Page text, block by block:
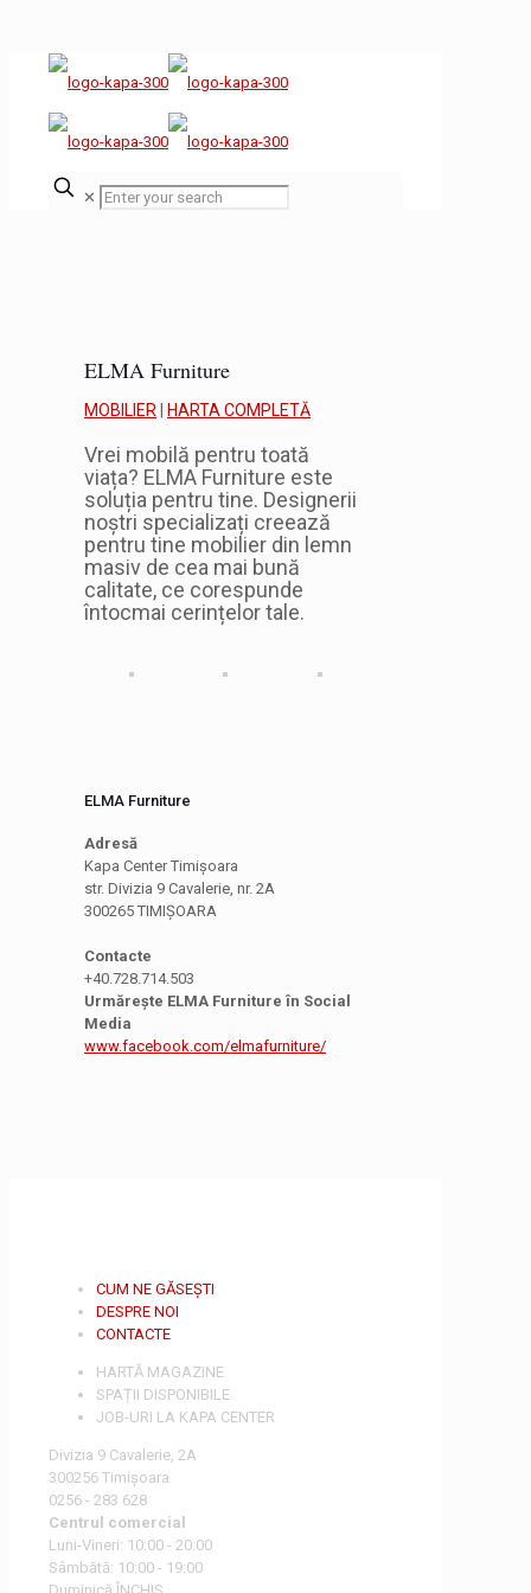
✕
ELMA Furniture
MOBILIER HARTA COMPLETĂ
Vrei mobilă pentru toată
viața? ELMA Furniture este
soluția pentru tine. Designerii
noștri specializați creează
pentru tine mobilier din lemn
masiv de cea mai bună
calitate, ce corespunde
întocmai cerințelor tale.
ELMA Furniture
Adresă
Kapa Center Timișoara
str. Divizia 9 Cavalerie, nr. 2A
300265 TIMIȘOARA
Contacte
+40.728.714.503
Urmărește ELMA Furniture în Social
Media
www.facebook.com/elmafurniture/
CUM NE GĂSEȘTI
DESPRE NOI
CONTACTE
HARTĂ MAGAZINE
SPAȚII DISPONIBILE
JOB-URI LA KAPA CENTER
Divizia 9 Cavalerie, 2A
300256 Timișoara
0256 - 283 628
Centrul comercial
Luni-Vineri: 10:00 - 20:00
Sâmbătă: 10:00 - 19:00